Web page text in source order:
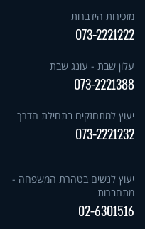
מזכירות הידברות
073-2221222
עלון שבת - עונג שבת
073-2221388
יעוץ למתחזקים בתחילת הדרך
073-2221232
יעוץ לנשים בטהרת המשפחה -
מתחברות
02-6301516